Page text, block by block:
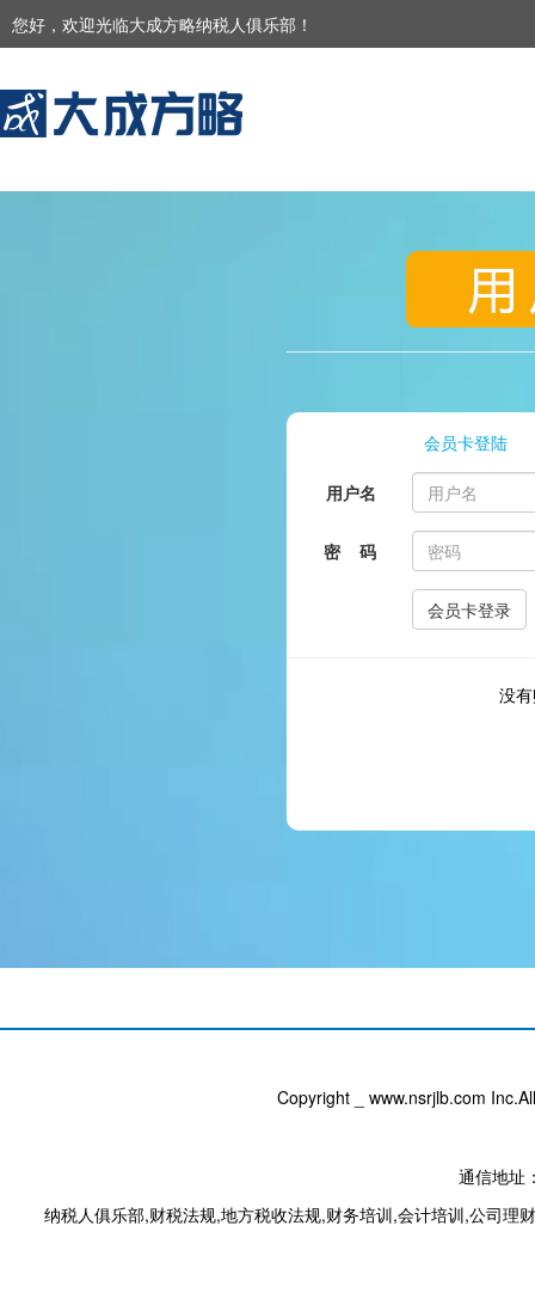
您好，欢迎光临大成方略纳税人俱乐部！
会员卡登陆
用户名
密 码
没
Copyright _ www.nsrjlb.com
通信地址
纳税人俱乐部,财税法规,地方税收法规,财务培训,会计培训,公司理